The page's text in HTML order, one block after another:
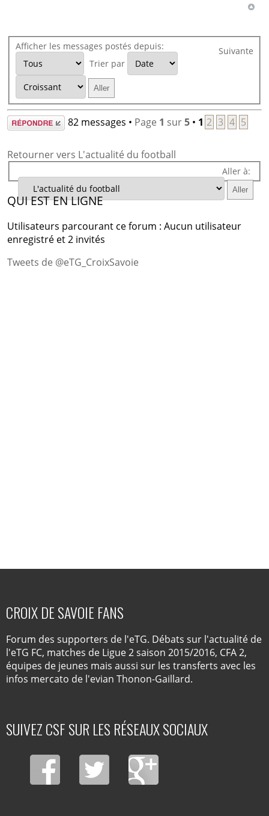
Suivante
Afficher les messages postés depuis:
Trier par
Répondre 82 messages • Page 1 sur5• 1 2 3 4 5
Retourner vers L'actualité du football
Aller à:
QUI EST EN LIGNE
Utilisateurs parcourant ce forum : Aucun utilisateur
enregistré et 2 invités
Tweets de @eTG_CroixSavoie
CROIX DE SAVOIE FANS
Forum des supporters de l'eTG. Débats sur l'actualité de
l'eTG FC, matches de Ligue 2 saison 2015/2016, CFA 2,
équipes de jeunes mais aussi sur les transferts avec les
infos mercato de l'evian Thonon-Gaillard.
SUIVEZ CSF SUR LES RÉSEAUX SOCIAUX